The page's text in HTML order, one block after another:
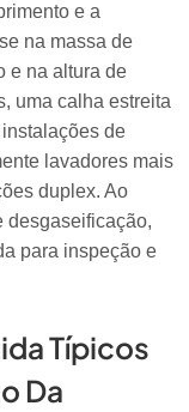
e a
na massa de
e na altura de
uma calha estreita
de
lavadores mais
duplex. Ao
desgaseificação,
para inspeção e
Típicos
Da